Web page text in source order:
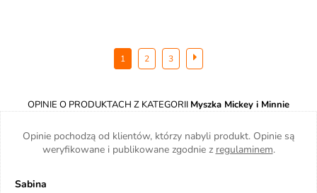
1 2 3
OPINIE O PRODUKTACH Z KATEGORII Myszka Mickey i Minnie
Opinie pochodzą od klientów, którzy nabyli produkt. Opinie są
weryfikowane i publikowane zgodnie z regulaminem.
Sabina